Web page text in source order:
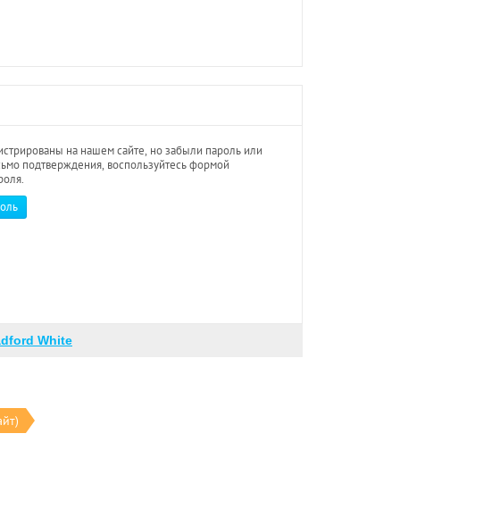
на нашем сайте, но забыли пароль или
подтверждения, воспользуйтесь формой
White